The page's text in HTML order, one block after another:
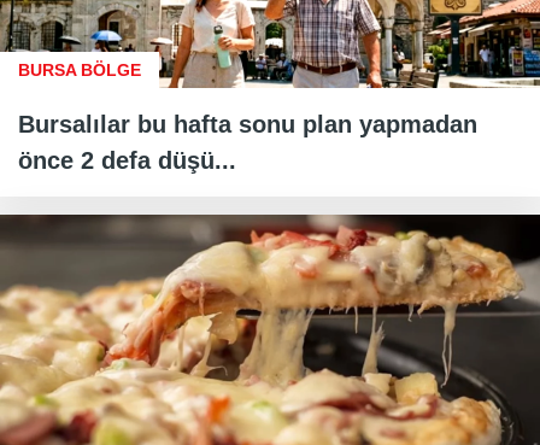
BURSA BÖLGE
Bursalılar bu hafta sonu plan yapmadan
önce 2 defa düşü...